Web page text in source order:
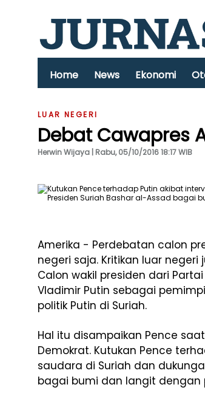
Home News Ekonomi
LUAR NEGERI
Debat Cawapres
Herwin Wijaya | Rabu, 05/10/2016 18:17 WIB
Amerika - Perdebatan calon
negeri saja. Kritikan luar
Calon wakil presiden dari Partai
Vladimir Putin sebagai
politik Putin di Suriah.
Hal itu disampaikan Pence
Demokrat. Kutukan Pence
saudara di Suriah dan
bagai bumi dan langit dengan